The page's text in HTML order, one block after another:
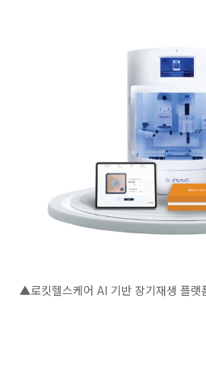
▲로킷헬스케어 AI 기반 장기재생 플랫